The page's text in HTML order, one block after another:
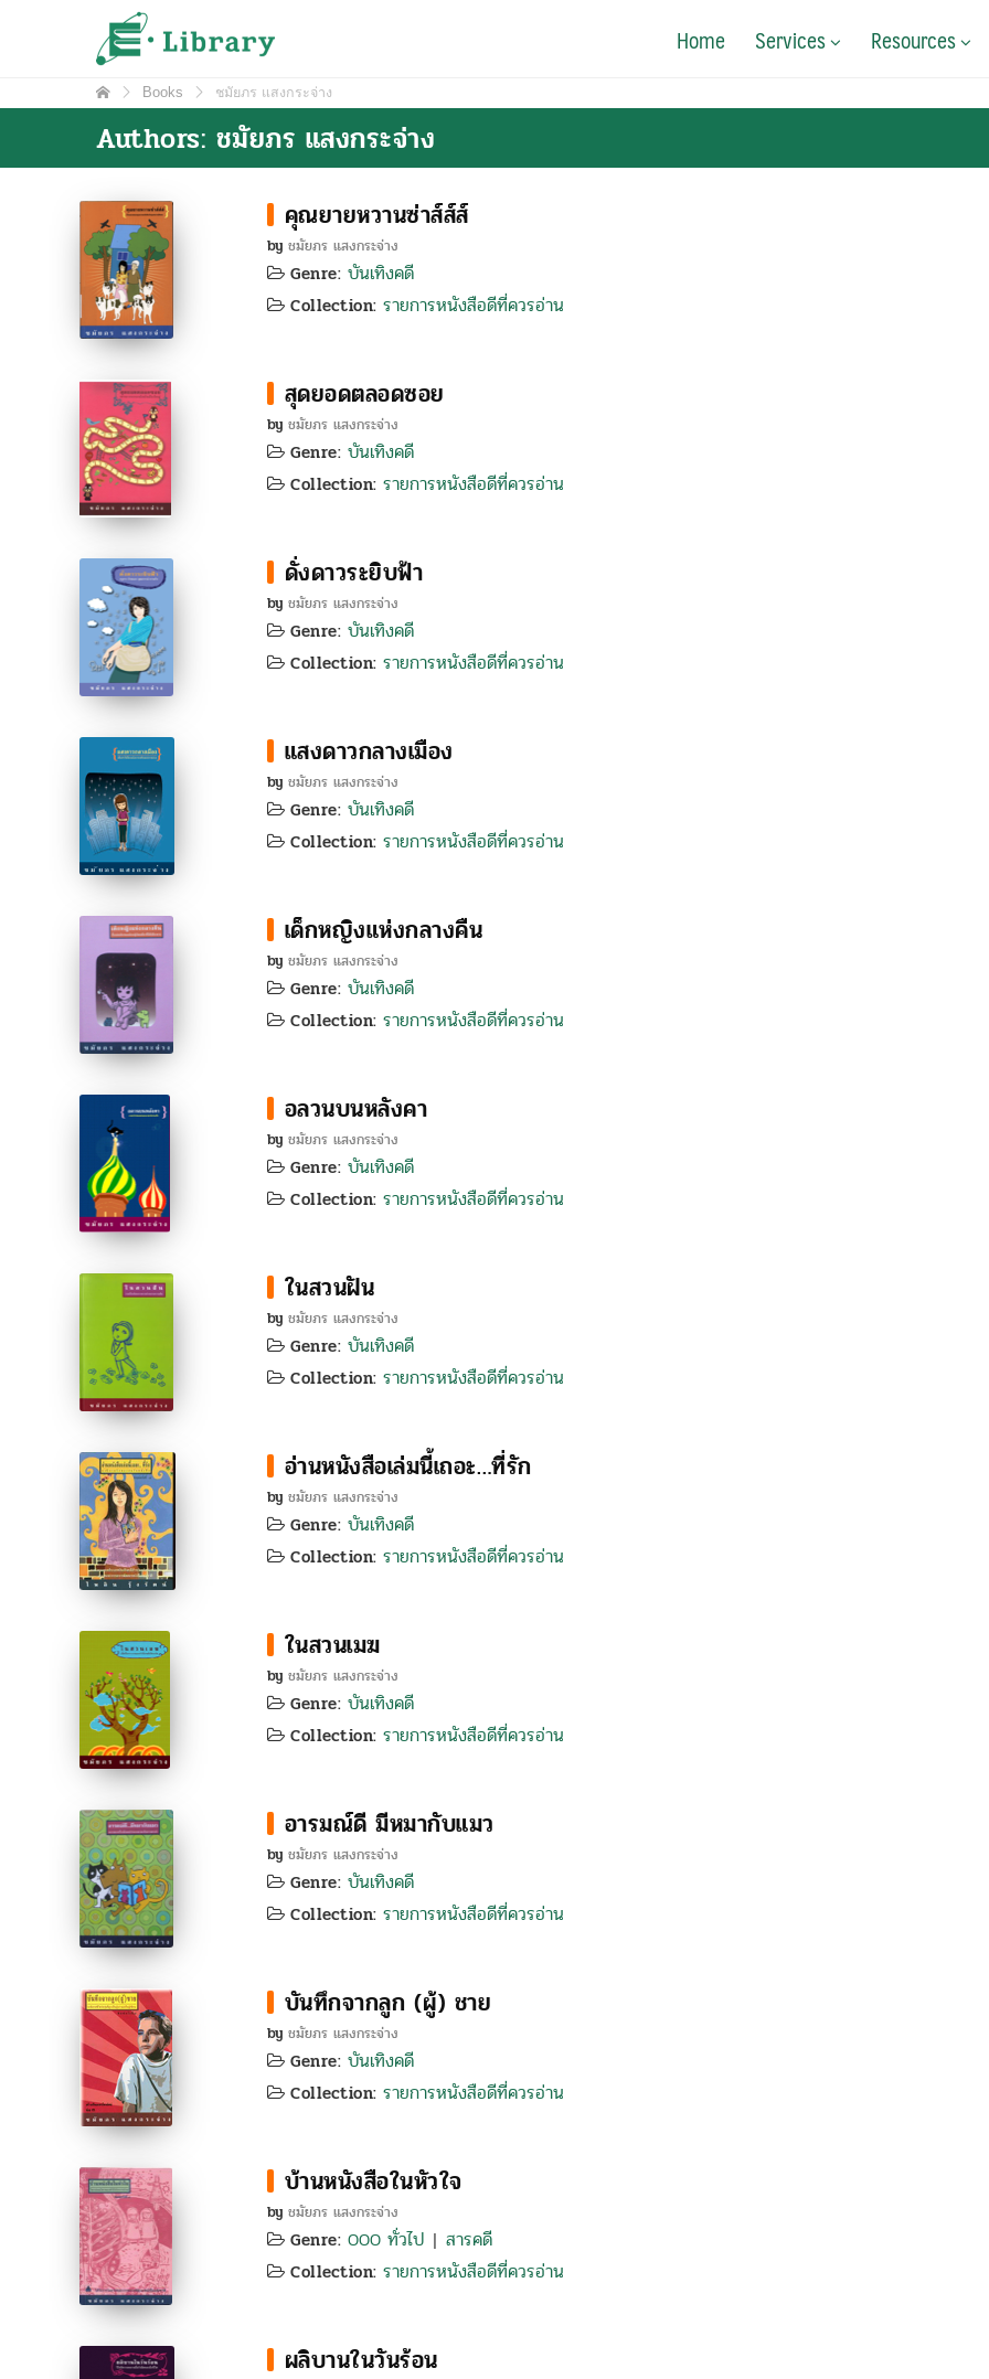
e-Library
ศูนย์วิทยบริการ โรงเรียนมหิดลวิทยานุสรณ์ Home Services Resources
Books ชมัยภร แสงกระจ่าง
Authors: ชมัยภร แสงกระจ่าง
คุณยายหวานซ่าส์ส์ส์
byชมัยภร แสงกระจ่าง
Genre: บันเทิงคดี
Collection:รายการหนังสือดีที่ควรอ่าน
สุดยอดตลอดซอย
byชมัยภร แสงกระจ่าง
Genre: บันเทิงคดี
Collection:รายการหนังสือดีที่ควรอ่าน
ดั่งดาวระยิบฟ้า
byชมัยภร แสงกระจ่าง
Genre: บันเทิงคดี
Collection:รายการหนังสือดีที่ควรอ่าน
แสงดาวกลางเมือง
byชมัยภร แสงกระจ่าง
Genre: บันเทิงคดี
Collection:รายการหนังสือดีที่ควรอ่าน
เด็กหญิงแห่งกลางคืน
byชมัยภร แสงกระจ่าง
Genre: บันเทิงคดี
Collection:รายการหนังสือดีที่ควรอ่าน
อลวนบนหลังคา
byชมัยภร แสงกระจ่าง
Genre: บันเทิงคดี
Collection:รายการหนังสือดีที่ควรอ่าน
ในสวนฝัน
byชมัยภร แสงกระจ่าง
Genre: บันเทิงคดี
Collection:รายการหนังสือดีที่ควรอ่าน
อ่านหนังสือเล่มนี้เถอะ…ที่รัก
byชมัยภร แสงกระจ่าง
Genre: บันเทิงคดี
Collection:รายการหนังสือดีที่ควรอ่าน
ในสวนเมฆ
byชมัยภร แสงกระจ่าง
Genre: บันเทิงคดี
Collection:รายการหนังสือดีที่ควรอ่าน
อารมณ์ดี มีหมากับแมว
byชมัยภร แสงกระจ่าง
Genre: บันเทิงคดี
Collection:รายการหนังสือดีที่ควรอ่าน
บันทึกจากลูก (ผู้) ชาย
byชมัยภร แสงกระจ่าง
Genre: บันเทิงคดี
Collection:รายการหนังสือดีที่ควรอ่าน
บ้านหนังสือในหัวใจ
byชมัยภร แสงกระจ่าง
Genre: 000 ทั่วไป| สารคดี
Collection:รายการหนังสือดีที่ควรอ่าน
ผลิบานในวันร้อน